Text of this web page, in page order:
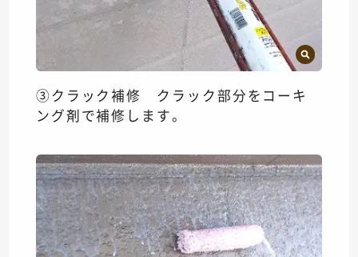
③クラック補修 クラック部分をコーキ
ング剤で補修します。